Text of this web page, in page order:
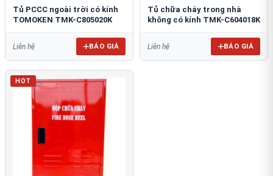
Tủ PCCC ngoài trời có kính
TOMOKEN TMK-C805020K
Liên hệ BÁO GIÁ
Tủ chữa cháy trong nhà
không có kính TMK-C604018K
Liên hệ BÁO GIÁ
HOT